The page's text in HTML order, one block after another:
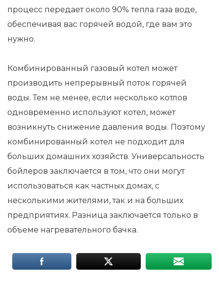
процесс передает около 90% тепла газа воде,
обеспечивая вас горячей водой, где вам это
нужно.
Комбинированный газовый котел может
производить непрерывный поток горячей
воды. Тем не менее, если несколько котлов
одновременно используют котел, может
возникнуть снижение давления воды. Поэтому
комбинированный котел не подходит для
больших домашних хозяйств. Универсальность
бойлеров заключается в том, что они могут
использоваться как частных домах, с
несколькими жителями, так и на больших
предприятиях. Разница заключается только в
объеме нагревательного бачка.